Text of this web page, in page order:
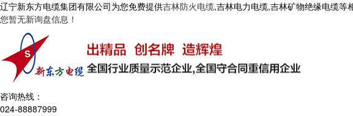
辽宁新东方电缆集团有限公司为您免费提供吉林防火电缆,吉林电力电缆,吉林矿物绝缘电缆等
您暂无新询盘信息！
咨询热线：
024-88887999